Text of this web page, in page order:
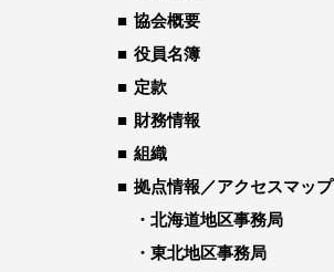
協会概要
役員名簿
定款
財務情報
組織
拠点情報／アクセスマップ
北海道地区事務局
東北地区事務局